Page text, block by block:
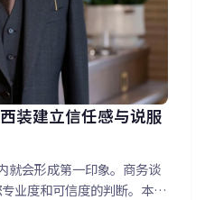
装建立信任感与说服
就会形成第一印象。商务谈
业度和可信度的判断。本文